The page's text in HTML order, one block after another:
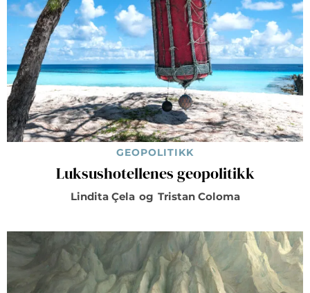
GEOPOLITIKK
Luksushotellenes geopolitikk
Lindita Çela og Tristan Coloma